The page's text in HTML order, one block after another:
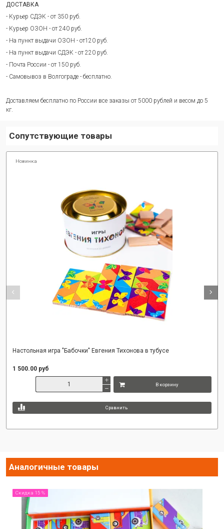
ДОСТАВКА
- Курьер СДЭК - от 350 руб.
- Курьер ОЗОН - от 240 руб.
- На пункт выдачи ОЗОН - от120 руб.
- На пункт выдачи СДЭК - от 220 руб.
- Почта России - от 150 руб.
- Самовывоз в Волгограде - бесплатно.
Доставляем бесплатно по России все заказы от 5000 рублей и весом до 5
кг.
Сопутствующие товары
Новинка
Настольная игра "Бабочки" Евгения Тихонова в тубусе
1 500.00 руб
В корзину
Сравнить
Аналогичные товары
Скидка 15 %